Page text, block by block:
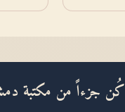
كُن جزءاً من مكتبة